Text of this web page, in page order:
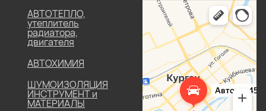
АВТОТЕПЛО,
утеплитель
радиатора,
двигателя
АВТОХИМИЯ
ШУМОИЗОЛЯЦИЯ
ИНСТРУМЕНТ и
МАТЕРИАЛЫ